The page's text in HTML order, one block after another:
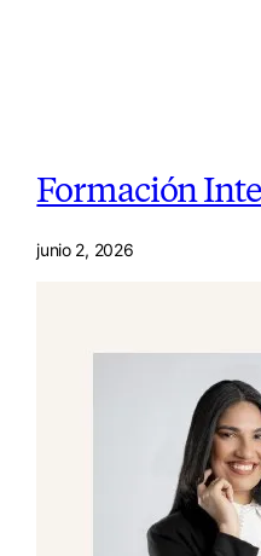
Formación
junio 2, 2026